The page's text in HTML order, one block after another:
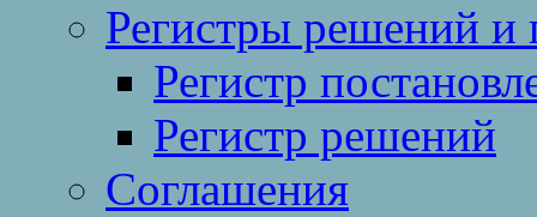
Регистры решений и
Регистр
Регистр решений
Соглашения